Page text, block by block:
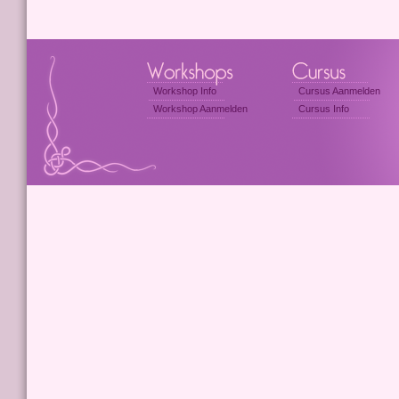
Workshop Info
Workshop Aanmelden
Cursus Aanmelden
Cursus Info